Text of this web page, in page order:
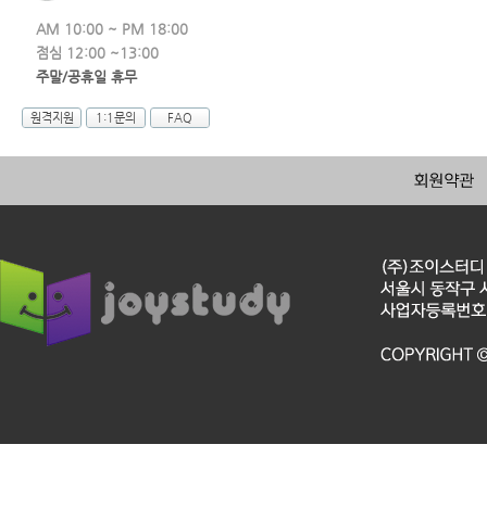
AM 10:00 ~ PM 18:00
점심 12:00 ~13:00
주말/공휴일 휴무
원격지원 1:1문의 FAQ